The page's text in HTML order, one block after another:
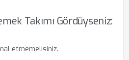
Takımı Gördüyseniz:
etmemelisiniz.